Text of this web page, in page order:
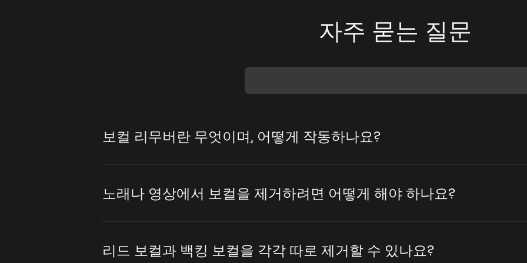
자주 묻는 질문
보컬 리무버란 무엇이며, 어떻게 작동하나요?
다. 보컬 리무버는 노래방용 트랙 제작, 아카펠라 추출, 리믹스·편집·
보컬을 제거하기 위해 이 도구는 트랙을 분석하여 어떤 부분이 사람
노래나 영상에서 보컬을 제거하려면 어떻게 해야 하나요?
할 수 있습니다. 파일을 업로드하면 도구가 오디오를 분석하고 보컬
리드 보컬과 백킹 보컬을 각각 따로 제거할 수 있나요?